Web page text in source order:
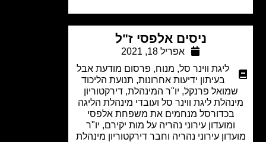
ניסים אלפסי ז"ל
אפריל 18, 2021
ליגת ווינר סל ,מנוח,פרסום מודעת אבל
בעיתון ידיעות אחרונות,תנועת הליכוד
פרנקל, יו"ר המינהלת, דירקטוריון
ליגת ווינר סל ועובדי מינהלת הליגה
בכדורסל מנחמים את משפחת אלפסי
ומועדון עירוני נהריה על מות יקירם, יו"ר
עירוני נהריה וחבר דירקטוריון מינהלת